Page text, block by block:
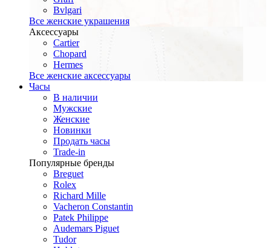
Bvlgari
Все женские украшения
Аксессуары
Cartier
Chopard
Hermes
Все женские аксессуары
Часы
В наличии
Мужские
Женские
Новинки
Продать часы
Trade-in
Популярные бренды
Breguet
Rolex
Richard Mille
Vacheron Constantin
Patek Philippe
Audemars Piguet
Tudor